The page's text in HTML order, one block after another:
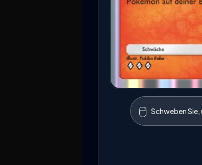
🖱️ Schweben